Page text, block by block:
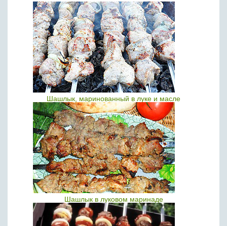
Шашлык, маринованный в луке и масле
Шашлык в луковом маринаде